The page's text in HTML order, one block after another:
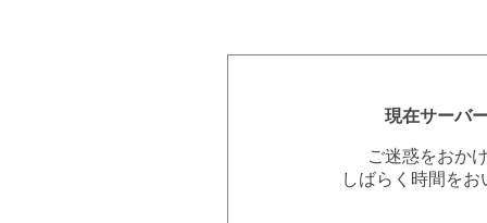
現在サーバ
ご迷惑をおか
しばらく時間を